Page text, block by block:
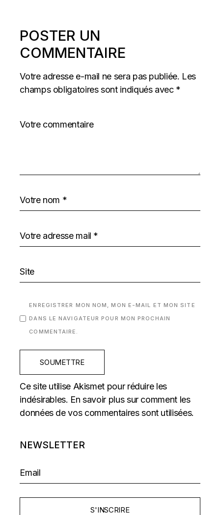
POSTER UN
COMMENTAIRE
Votre adresse e-mail ne sera pas publiée. Les
champs obligatoires sont indiqués avec *
ENREGISTRER MON NOM, MON E-MAIL ET MON SITE
DANS LE NAVIGATEUR POUR MON PROCHAIN
COMMENTAIRE.
SOUMETTRE
Ce site utilise Akismet pour réduire les
indésirables. En savoir plus sur comment les
données de vos commentaires sont utilisées.
NEWSLETTER
S'INSCRIRE